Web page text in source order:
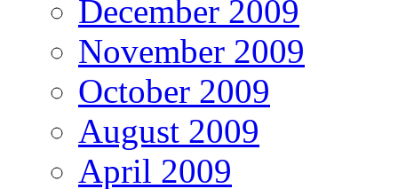
December 2009
November 2009
October 2009
August 2009
April 2009